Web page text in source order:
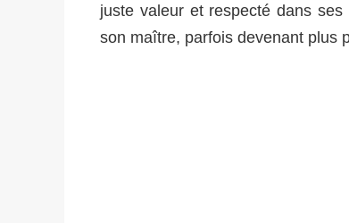
juste valeur et respecté dans
son maître, parfois devenant plus